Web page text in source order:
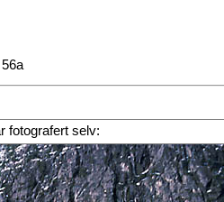
fotografert selv: